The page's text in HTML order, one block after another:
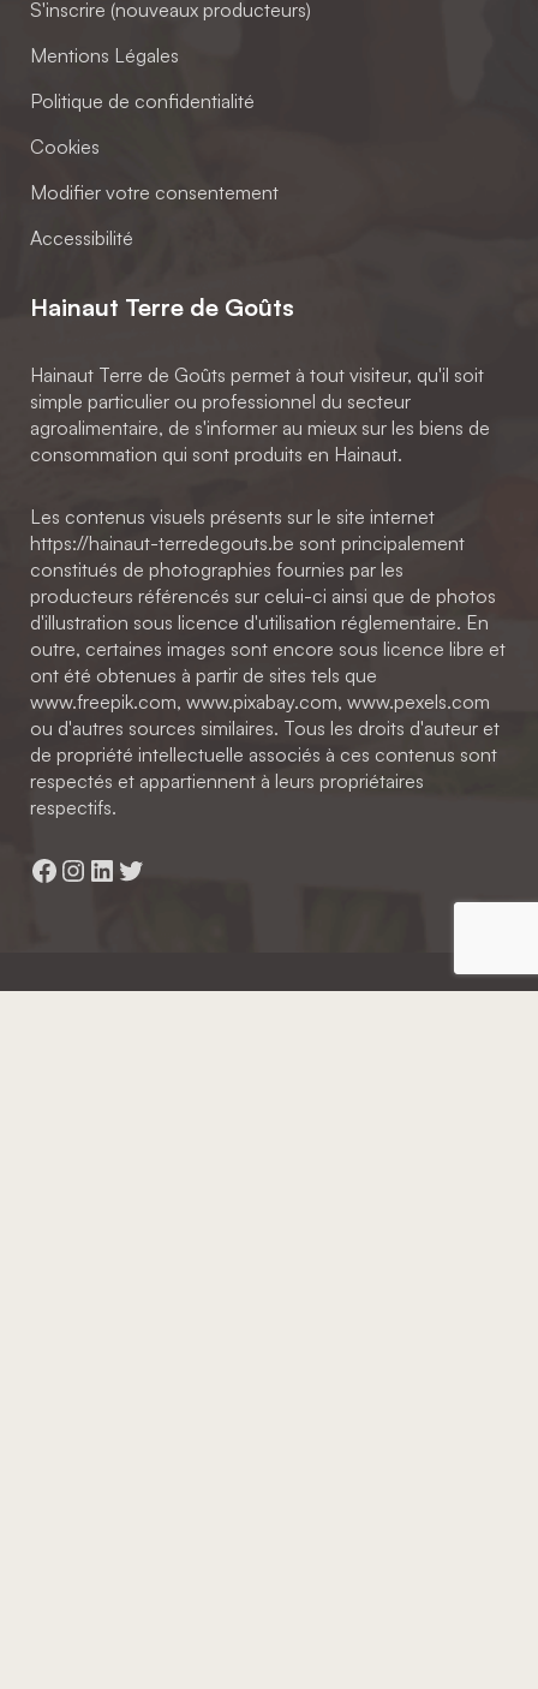
S'inscrire (nouveaux producteurs)
Mentions Légales
Politique de confidentialité
Cookies
Modifier votre consentement
Accessibilité
Hainaut Terre de Goûts
Hainaut Terre de Goûts permet à tout visiteur, qu'il soit
simple particulier ou professionnel du secteur
agroalimentaire, de s'informer au mieux sur les biens de
consommation qui sont produits en Hainaut.
Les contenus visuels présents sur le site internet
https://hainaut-terredegouts.be sont principalement
constitués de photographies fournies par les
producteurs référencés sur celui-ci ainsi que de photos
d'illustration sous licence d'utilisation réglementaire. En
outre, certaines images sont encore sous licence libre et
ont été obtenues à partir de sites tels que
www.freepik.com, www.pixabay.com, www.pexels.com
ou d'autres sources similaires. Tous les droits d'auteur et
de propriété intellectuelle associés à ces contenus sont
respectés et appartiennent à leurs propriétaires
respectifs.
Facebook
Instagram
LinkedIn
Twitter